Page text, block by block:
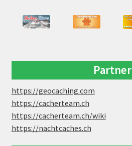
Partner
https://geocaching.com
https://cacherteam.ch
https://cacherteam.ch/wiki
https://nachtcaches.ch